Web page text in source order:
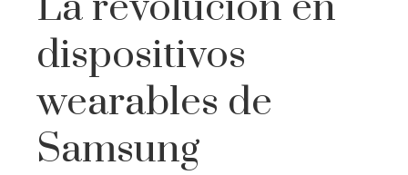
dispositivos
wearables de
Samsung